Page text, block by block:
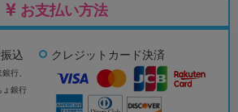
お支払い方法
込
行、
ょ銀行
クレジットカード決済